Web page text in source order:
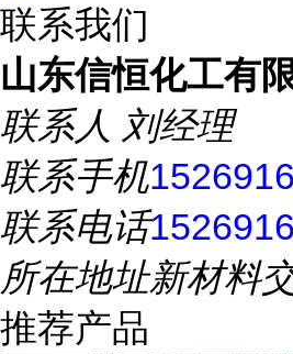
联系我们
山东信恒化工有
联系人 刘经理
联系手机
联系电话
所在地址新材料
推荐产品